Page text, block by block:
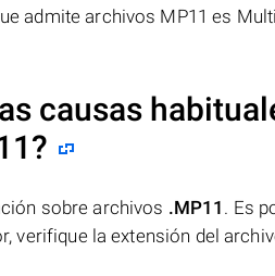
admite archivos MP11 es
causas
?
sobre archivos .MP11 . Es
verifique la extensión del